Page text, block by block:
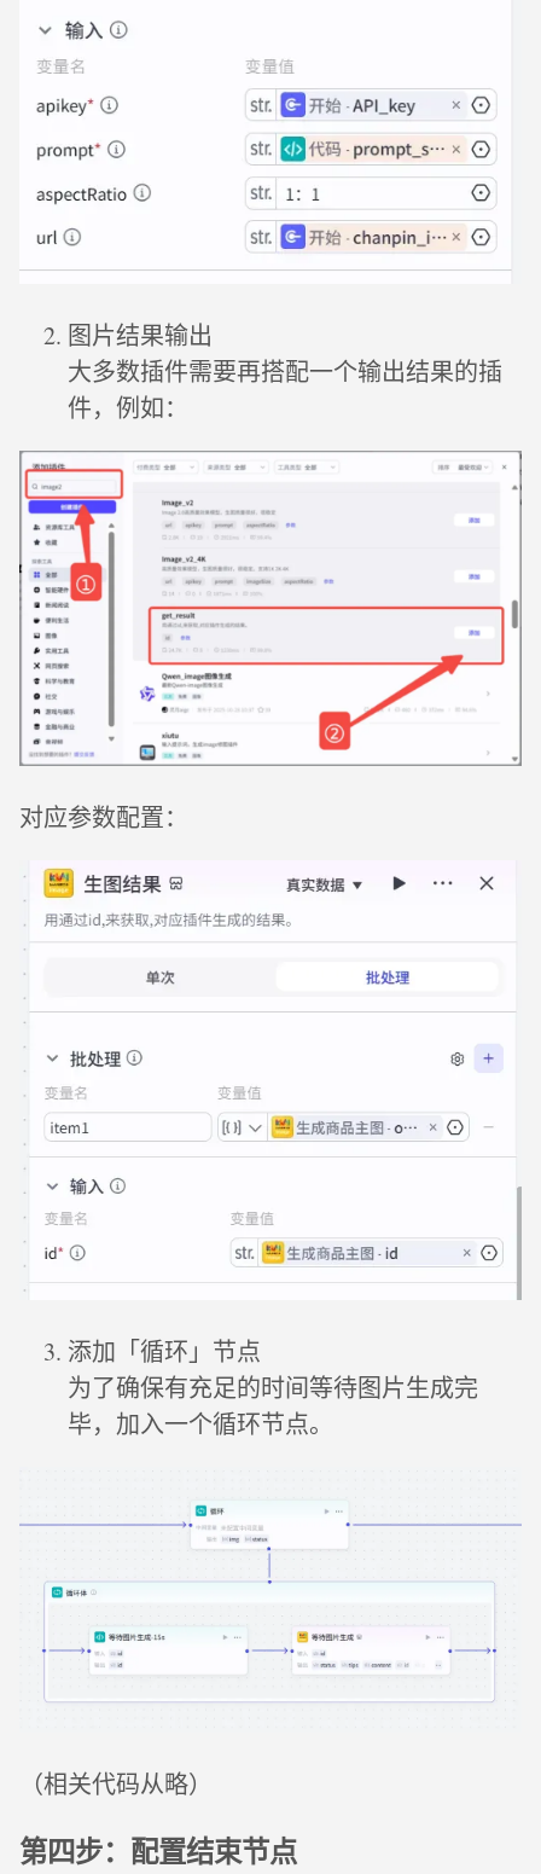
图片结果输出
大多数插件需要再搭配一个输出结果的插
件，例如：
对应参数配置：
添加「循环」节点
为了确保有充足的时间等待图片生成完
毕，加入一个循环节点。
（相关代码从略）
第四步：配置结束节点